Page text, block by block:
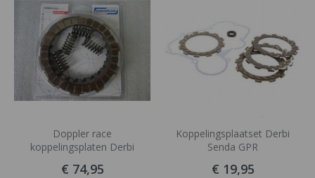
Doppler race
koppelingsplaten Derbi
€ 74,95
Koppelingsplaatset Derbi
Senda GPR
€ 19,95